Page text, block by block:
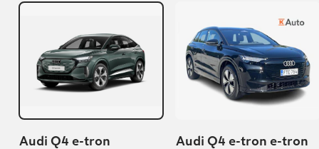
Audi Q4 e-tron
Audi Q4 e-tron e-tron